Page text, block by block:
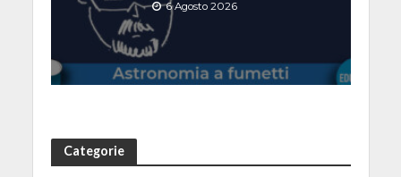
6 Agosto 2026
Categorie